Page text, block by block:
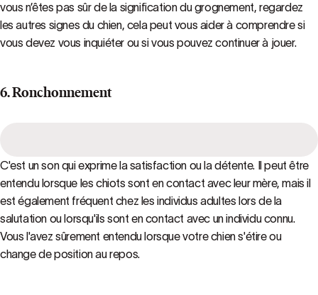
vous n’êtes pas sûr de la signification du grognement, regardez
les autres signes du chien, cela peut vous aider à comprendre si
vous devez vous inquiéter ou si vous pouvez continuer à jouer.
6. Ronchonnement
C'est un son qui exprime la satisfaction ou la détente. Il peut être
entendu lorsque les chiots sont en contact avec leur mère, mais il
est également fréquent chez les individus adultes lors de la
salutation ou lorsqu'ils sont en contact avec un individu connu.
Vous l'avez sûrement entendu lorsque votre chien s'étire ou
change de position au repos.